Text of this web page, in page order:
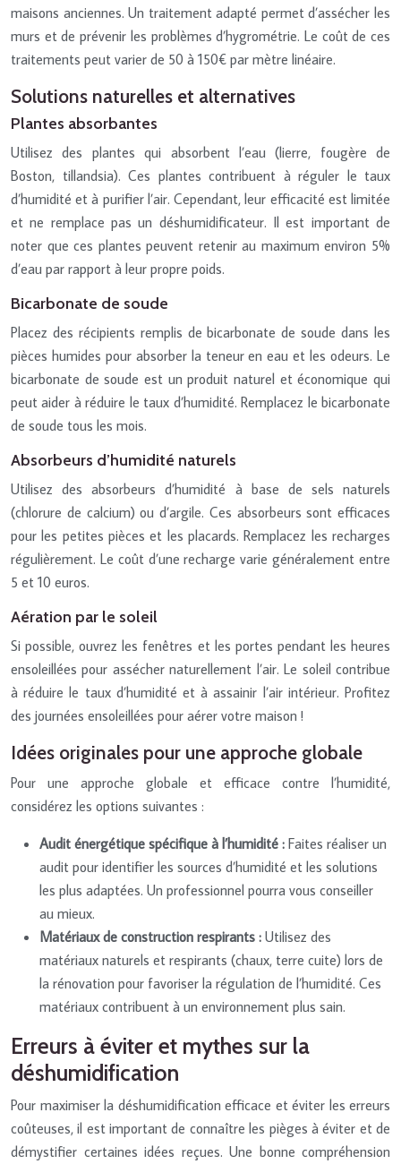
maisons anciennes. Un traitement adapté permet d’assécher les
murs et de prévenir les problèmes d’hygrométrie. Le coût de ces
traitements peut varier de 50 à 150€ par mètre linéaire.
Solutions naturelles et alternatives
Plantes absorbantes
Utilisez des plantes qui absorbent l’eau (lierre, fougère de
Boston, tillandsia). Ces plantes contribuent à réguler le taux
d’humidité et à purifier l’air. Cependant, leur efficacité est limitée
et ne remplace pas un déshumidificateur. Il est important de
noter que ces plantes peuvent retenir au maximum environ 5%
d’eau par rapport à leur propre poids.
Bicarbonate de soude
Placez des récipients remplis de bicarbonate de soude dans les
pièces humides pour absorber la teneur en eau et les odeurs. Le
bicarbonate de soude est un produit naturel et économique qui
peut aider à réduire le taux d’humidité. Remplacez le bicarbonate
de soude tous les mois.
Absorbeurs d’humidité naturels
Utilisez des absorbeurs d’humidité à base de sels naturels
(chlorure de calcium) ou d’argile. Ces absorbeurs sont efficaces
pour les petites pièces et les placards. Remplacez les recharges
régulièrement. Le coût d’une recharge varie généralement entre
5 et 10 euros.
Aération par le soleil
Si possible, ouvrez les fenêtres et les portes pendant les heures
ensoleillées pour assécher naturellement l’air. Le soleil contribue
à réduire le taux d’humidité et à assainir l’air intérieur. Profitez
des journées ensoleillées pour aérer votre maison !
Idées originales pour une approche globale
Pour une approche globale et efficace contre l’humidité,
considérez les options suivantes :
Audit énergétique spécifique à l’humidité : Faites réaliser un
audit pour identifier les sources d’humidité et les solutions
les plus adaptées. Un professionnel pourra vous conseiller
au mieux.
Matériaux de construction respirants : Utilisez des
matériaux naturels et respirants (chaux, terre cuite) lors de
la rénovation pour favoriser la régulation de l’humidité. Ces
matériaux contribuent à un environnement plus sain.
Erreurs à éviter et mythes sur la
déshumidification
Pour maximiser la déshumidification efficace et éviter les erreurs
coûteuses, il est important de connaître les pièges à éviter et de
démystifier certaines idées reçues. Une bonne compréhension